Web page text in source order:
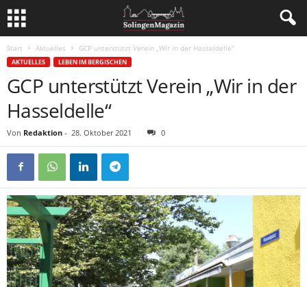
Start Aktuelles GCP unterstützt Verein „Wir in der Hasseldelle“
AKTUELLES LEBEN IM BERGISCHEN
GCP unterstützt Verein „Wir in der
Hasseldelle“
Von Redaktion - 28. Oktober 2021 0